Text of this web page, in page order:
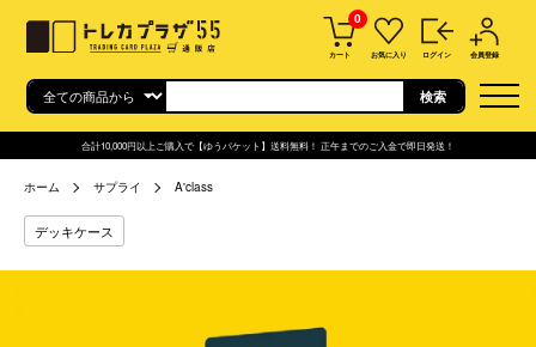
0
カート お気に入り ログイン 会員登録
合計10,000円以上ご購入で【ゆうパケット】送料無料！ 正午までのご入金で即日発送！
ホーム サプライ A'class
デッキケース